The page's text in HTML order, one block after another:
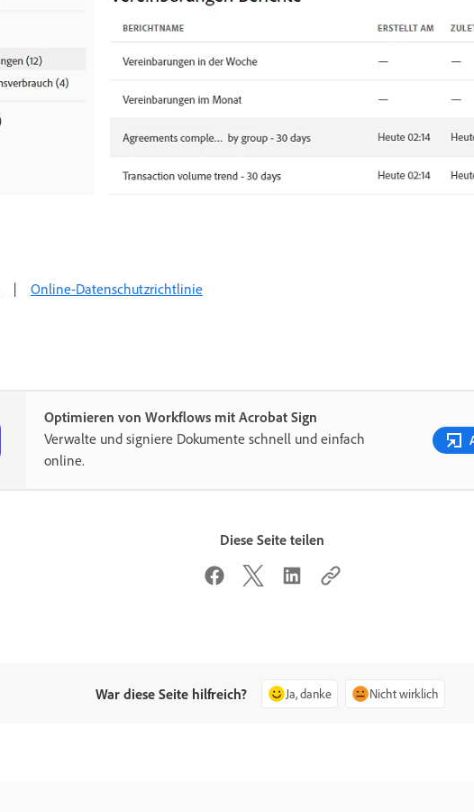
| Online-Datenschutzrichtlinie
Optimieren von Workflows mit Acrobat Sign
Verwalte und signiere Dokumente schnell und einfach
online.
Diese Seite teilen
War diese Seite hilfreich? Ja, danke Nicht wirklich